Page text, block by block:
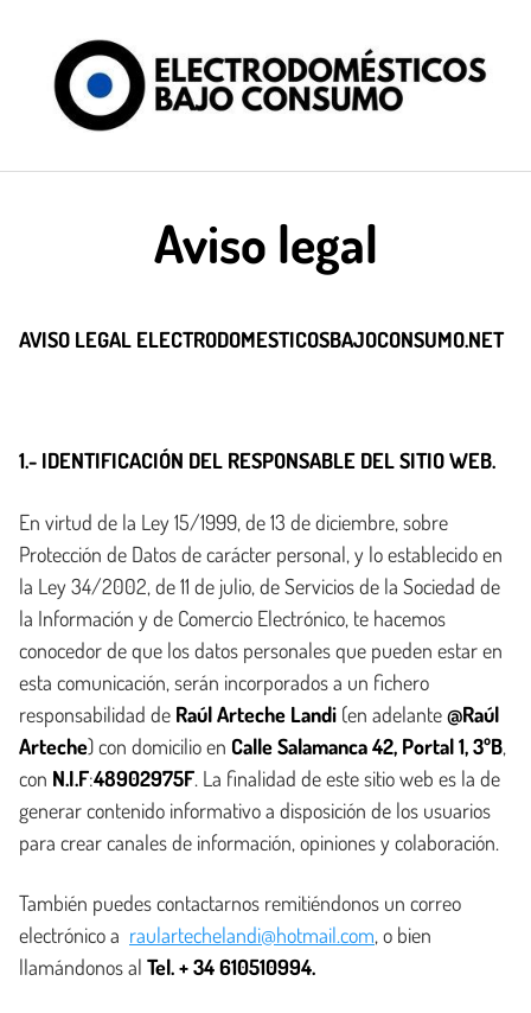
contenido
Aviso legal
AVISO LEGAL ELECTRODOMESTICOSBAJOCONSUMO.NET
1.- IDENTIFICACIÓN DEL RESPONSABLE DEL SITIO WEB.
En virtud de la Ley 15/1999, de 13 de diciembre, sobre
Protección de Datos de carácter personal, y lo establecido en
la Ley 34/2002, de 11 de julio, de Servicios de la Sociedad de
la Información y de Comercio Electrónico, te hacemos
conocedor de que los datos personales que pueden estar en
esta comunicación, serán incorporados a un fichero
responsabilidad de Raúl Arteche Landi (en adelante@Raúl
Arteche) con domicilio en Calle Salamanca 42, Portal 1, 3ºB,
con N.I.F:48902975F. La finalidad de este sitio web es la de
generar contenido informativo a disposición de los usuarios
para crear canales de información, opiniones y colaboración.
También puedes contactarnos remitiéndonos un correo
electrónico a raulartechelandi@hotmail.com, o bien
llamándonos al Tel. + 34 610510994.